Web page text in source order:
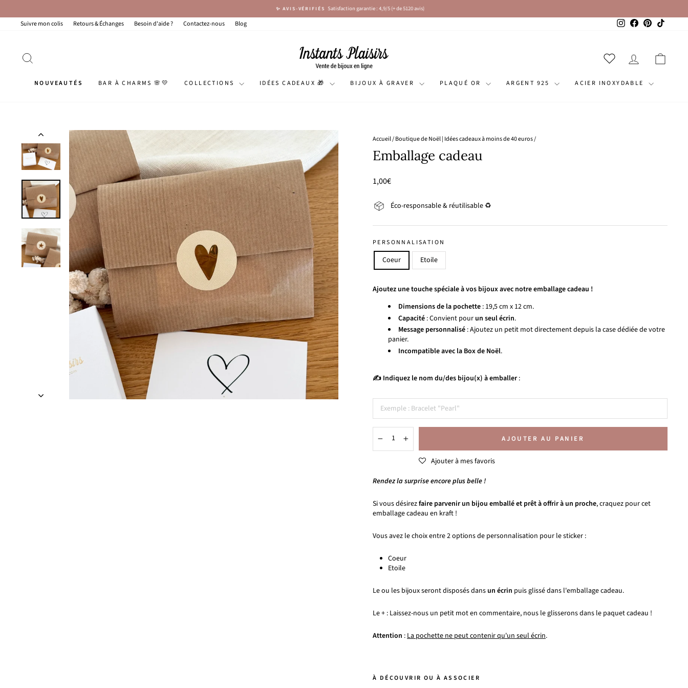
contenu
Diaporama
✨ AVIS-VÉRIFIÉS Satisfaction garantie : 4,9/5 (+ de 5120 avis)
Suivre mon colis Retours & Échanges Besoin d'aide ? Contactez-nous Blog InstagramFacebook
Pinterest
SE
NOUVEAUTÉS BAR À CHARMS 🌸💛 COLLECTIONS IDÉES CADEAUX 🎁 BIJOUX À GRAVER PLAQUÉ OR ARGENT 925 ACIER INOXYDABLE
Accueil/Boutique de Noël | Idées cadeaux à moins de 40 euros/
Emballage cadeau
Prix
1,00€
Éco-responsable & réutilisable ♻️
PERSONNALISATION
Coeur Etoile
Ajoutez une touche spéciale à vos bijoux avec notre emballage cadeau !
Dimensions de la pochette : 19,5 cm x 12 cm.
Capacité : Convient pour un seul écrin.
Message personnalisé : Ajoutez un petit mot directement depuis la case dédiée de votre
panier.
Incompatible avec la Box de Noël.
✍️ Indiquez le nom du/des bijou(x) à emballer:
+
AJOUTER AU PANIER
Ajouter à mes favoris
Rendez la surprise encore plus belle !
Si vous désirezfaire parvenir un bijou emballé et prêt à offrir à un proche, craquez pour cet
emballage cadeau en kraft !
Vous avez le choix entre 2 options de personnalisation pour le sticker :
Coeur
Etoile
Le ou les bijoux seront disposés dans un écrin puis glissé dans l'emballage cadeau.
Le + : Laissez-nous un petit mot en commentaire, nous le glisserons dans le paquet cadeau !
Attention : La pochette ne peut contenir qu'un seul écrin.
À DÉCOUVRIR OU À ASSOCIER